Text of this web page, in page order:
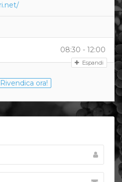
08:30 - 12:00
Espandi
Rivendica ora!